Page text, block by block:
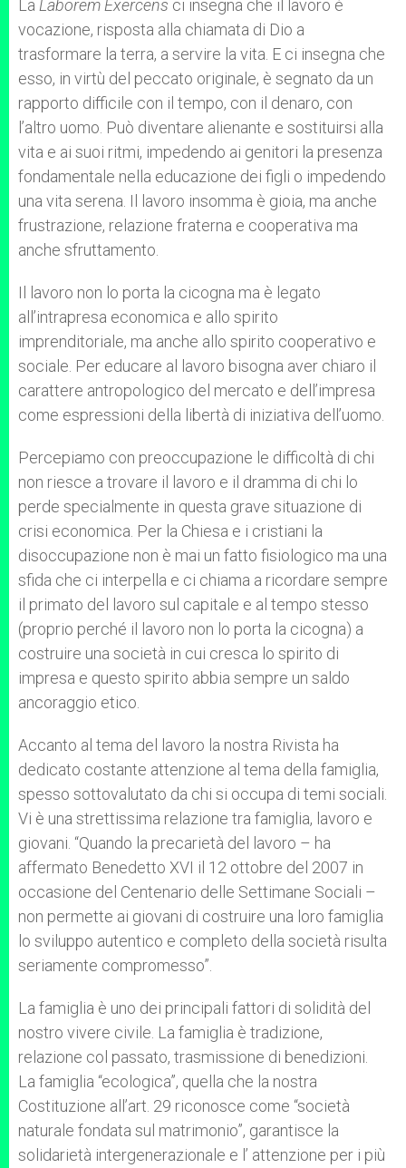
La Laborem Exercens ci insegna che il lavoro è
vocazione, risposta alla chiamata di Dio a
trasformare la terra, a servire la vita. E ci insegna che
esso, in virtù del peccato originale, è segnato da un
rapporto difficile con il tempo, con il denaro, con
l’altro uomo. Può diventare alienante e sostituirsi alla
vita e ai suoi ritmi, impedendo ai genitori la presenza
fondamentale nella educazione dei figli o impedendo
una vita serena. Il lavoro insomma è gioia, ma anche
frustrazione, relazione fraterna e cooperativa ma
anche sfruttamento.
Il lavoro non lo porta la cicogna ma è legato
all’intrapresa economica e allo spirito
imprenditoriale, ma anche allo spirito cooperativo e
sociale. Per educare al lavoro bisogna aver chiaro il
carattere antropologico del mercato e dell’impresa
come espressioni della libertà di iniziativa dell’uomo.
Percepiamo con preoccupazione le difficoltà di chi
non riesce a trovare il lavoro e il dramma di chi lo
perde specialmente in questa grave situazione di
crisi economica. Per la Chiesa e i cristiani la
disoccupazione non è mai un fatto fisiologico ma una
sfida che ci interpella e ci chiama a ricordare sempre
il primato del lavoro sul capitale e al tempo stesso
(proprio perché il lavoro non lo porta la cicogna) a
costruire una società in cui cresca lo spirito di
impresa e questo spirito abbia sempre un saldo
ancoraggio etico.
Accanto al tema del lavoro la nostra Rivista ha
dedicato costante attenzione al tema della famiglia,
spesso sottovalutato da chi si occupa di temi sociali.
Vi è una strettissima relazione tra famiglia, lavoro e
giovani. “Quando la precarietà del lavoro – ha
affermato Benedetto XVI il 12 ottobre del 2007 in
occasione del Centenario delle Settimane Sociali –
non permette ai giovani di costruire una loro famiglia
lo sviluppo autentico e completo della società risulta
seriamente compromesso”.
La famiglia è uno dei principali fattori di solidità del
nostro vivere civile. La famiglia è tradizione,
relazione col passato, trasmissione di benedizioni.
La famiglia “ecologica”, quella che la nostra
Costituzione all’art. 29 riconosce come “società
naturale fondata sul matrimonio”, garantisce la
solidarietà intergenerazionale e l’ attenzione per i più